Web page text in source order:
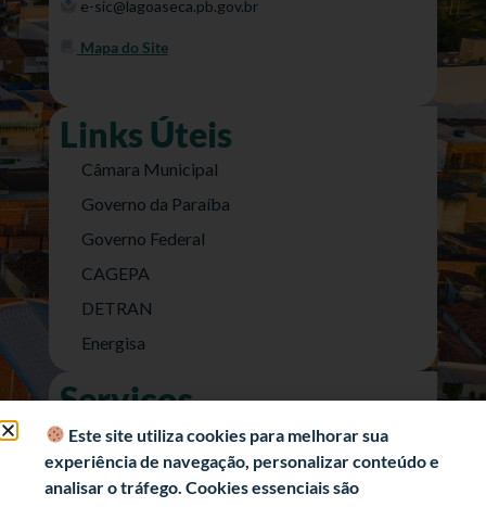
e-sic@lagoaseca.pb.gov.br
Mapa do Site
Links Úteis
Câmara Municipal
Governo da Paraíba
Governo Federal
CAGEPA
DETRAN
Energisa
Serviços
Nota Fiscal Eletrônica
e-SIC (Acesso a Informação)
Este site utiliza cookies para melhorar sua
experiência de navegação, personalizar conteúdo e
analisar o tráfego. Cookies essenciais são